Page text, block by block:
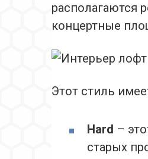
располагаются
концертные
Этот стиль
Hard –
старых